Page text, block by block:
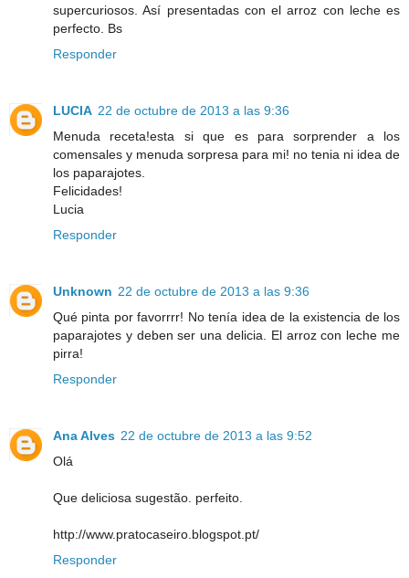
supercuriosos. Así presentadas con el arroz con leche es
perfecto. Bs
Responder
LUCIA 22 de octubre de 2013 a las 9:36
Menuda receta!esta si que es para sorprender a los
comensales y menuda sorpresa para mi! no tenia ni idea de
los paparajotes.
Felicidades!
Lucia
Responder
Unknown 22 de octubre de 2013 a las 9:36
Qué pinta por favorrrr! No tenía idea de la existencia de los
paparajotes y deben ser una delicia. El arroz con leche me
pirra!
Responder
Ana Alves 22 de octubre de 2013 a las 9:52
Olá
Que deliciosa sugestão. perfeito.
http://www.pratocaseiro.blogspot.pt/
Responder